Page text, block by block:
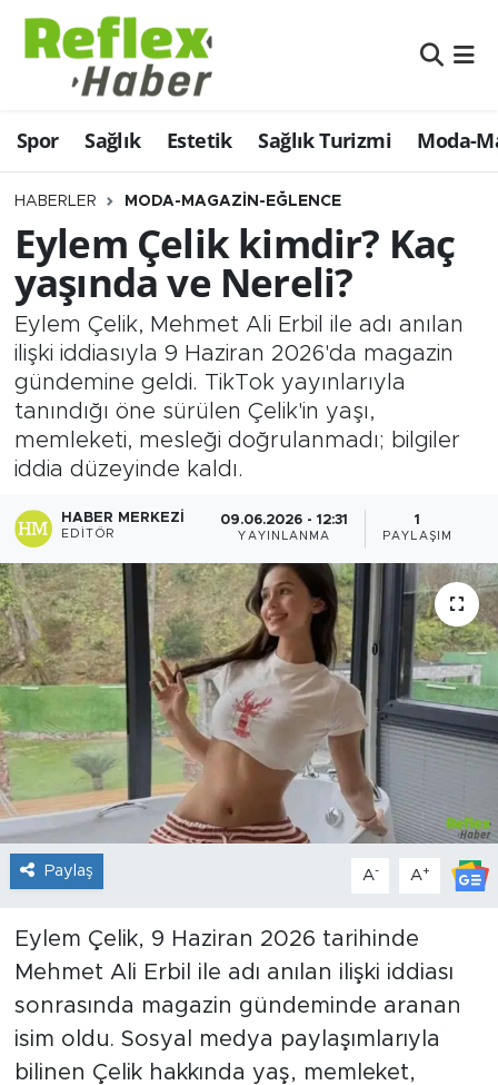
Spor Sağlık Estetik Sağlık Turizmi Moda-
HABERLER MODA-MAGAZIN-EĞLENCE
Eylem Çelik kimdir? Kaç
yaşında ve Nereli?
Eylem Çelik, Mehmet Ali Erbil ile adı anılan
ilişki iddiasıyla 9 Haziran 2026'da magazin
gündemine geldi. TikTok yayınlarıyla
tanındığı öne sürülen Çelik'in yaşı,
memleketi, mesleği doğrulanmadı; bilgiler
iddia düzeyinde kaldı.
HABER MERKEZI
EDITÖR
09.06.2026 - 12:31
YAYINLANMA
1
PAYLAŞIM
Paylaş A- A+
Eylem Çelik, 9 Haziran 2026 tarihinde
Mehmet Ali Erbil ile adı anılan ilişki iddiası
sonrasında magazin gündeminde aranan
isim oldu. Sosyal medya paylaşımlarıyla
bilinen Çelik hakkında yaş, memleket,
Eğitim
Estetik
Firmalardan
Güncel
İş ve Ekonomi
Moda-Magazin-Eğlence
Sağlık
Sağlık Turizmi
Sanat
Spor
Teknoloji
Nöbetçi Eczaneler
Hava Durumu
Namaz Vakitleri
Trafik Durumu
Şampiyonlar Ligi Puan Durumu ve Fikstür
Tüm Manşetler
Son Dakika Haberleri
Haber Arşivi